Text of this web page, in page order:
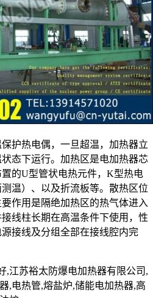
护热电偶，一旦超温，加热器立
态下运行。加热区是电加热器芯
的U型管状电热元件，K型热电
温）、以及折流板等。散热区位
作用是隔绝加热区的热气体进入
线柱长期在高温条件下使用，性
接线及分组全部在接线腔内完